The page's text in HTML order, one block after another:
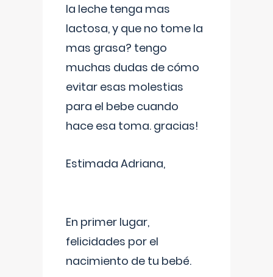
la leche tenga mas
lactosa, y que no tome la
mas grasa? tengo
muchas dudas de cómo
evitar esas molestias
para el bebe cuando
hace esa toma. gracias!
Estimada Adriana,
En primer lugar,
felicidades por el
nacimiento de tu bebé.